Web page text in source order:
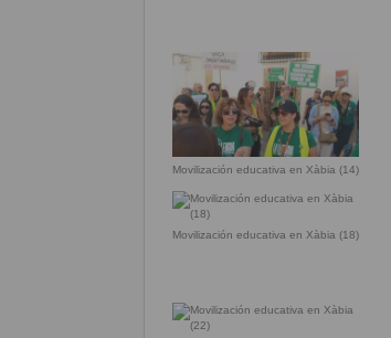
Movilización educativa en Xàbia (14)
Movilización educativa en Xàbia (18)